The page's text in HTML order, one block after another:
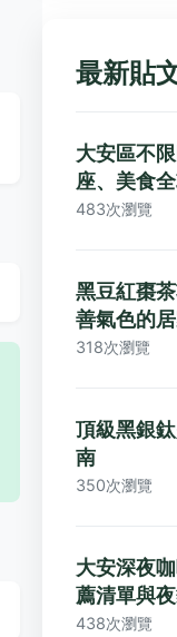
最新貼
大安區不
座、美食
483次瀏覽
黑豆紅棗
善氣色的
318次瀏覽
頂級黑銀
南
350次瀏覽
大安深夜
薦清單與
438次瀏覽